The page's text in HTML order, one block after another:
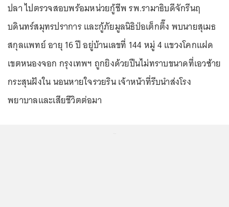
ปลา ไปตรวจสอบพร้อมหน่วยกู้ชีพ รพ.รามาธิบดีจักรีนฤ
บดินทร์สมุทรปราการ และกู้ภัยมูลนิธิป่อเต็กตึ๊ง พบนายสุเมธ
สกุลแพทย์ อายุ 16 ปี อยู่บ้านเลขที่ 144 หมู่ 4 แขวงโคกแฝด
เขตหนองจอก กรุงเทพฯ ถูกยิงด้วยปืนไม่ทราบขนาดที่เอวซ้าย
กระสุนฝังใน นอนหายใจรวยริน เจ้าหน้าที่รีบนำส่งโรง
พยาบาลและเสียชีวิตต่อมา